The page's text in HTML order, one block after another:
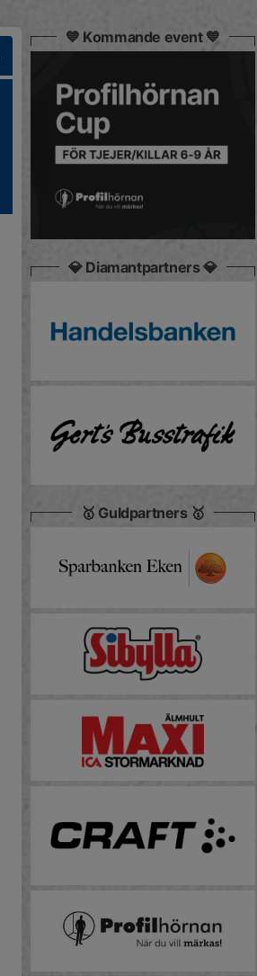
💙 Kommande event 💙
💎 Diamantpartners 💎
🥇 Guldpartners 🥇